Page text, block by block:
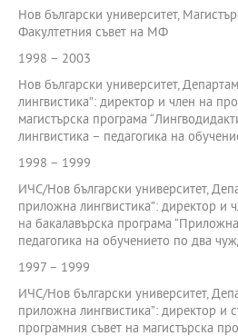
Нов български университет,
Факултетния съвет на МФ
1998 – 2003
Нов български университет,
лингвистика”: директор и член на
магистърска програма
лингвистика – педагогика на
1998 – 1999
ИЧС/Нов български университет,
приложна лингвистика”: директор и
на бакалавърска програма
педагогика на обучението по два
1997 – 1999
ИЧС/Нов български университет,
приложна лингвистика”: директор и
програмния съвет на магистърска